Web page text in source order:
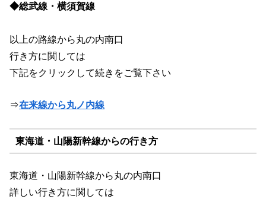
◆総武線・横須賀線
以上の路線から丸の内南口
行き方に関しては
下記をクリックして続きをご覧下さい
⇒在来線から丸ノ内線
東海道・山陽新幹線からの行き方
東海道・山陽新幹線から丸の内南口
詳しい行き方に関しては